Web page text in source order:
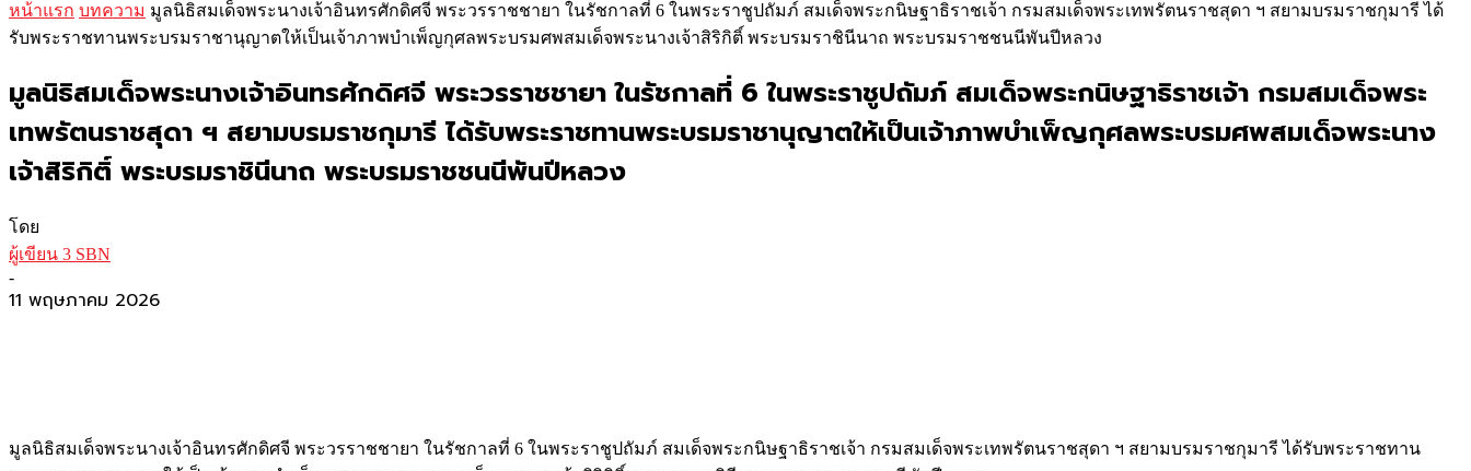
หน้าแรก บทความ มูลนิธิสมเด็จพระนางเจ้าอินทรศักดิศจี พระวรราชชายา ในรัชกาลที่ 6 ในพระราชูปถัมภ์ สมเด็จพระกนิษฐาธิราชเจ้า กรมสมเด็จพระเทพรัตนราชสุดา ฯ สยามบรมราชกุมารี ได้
รับพระราชทานพระบรมราชานุญาตให้เป็นเจ้าภาพบำเพ็ญกุศลพระบรมศพสมเด็จพระนางเจ้าสิริกิติ์ พระบรมราชินีนาถ พระบรมราชชนนีพันปีหลวง
มูลนิธิสมเด็จพระนางเจ้าอินทรศักดิศจี พระวรราชชายา ในรัชกาลที่ 6 ในพระราชูปถัมภ์ สมเด็จพระกนิษฐาธิราชเจ้า กรมสมเด็จพระ
เทพรัตนราชสุดา ฯ สยามบรมราชกุมารี ได้รับพระราชทานพระบรมราชานุญาตให้เป็นเจ้าภาพบำเพ็ญกุศลพระบรมศพสมเด็จพระนาง
เจ้าสิริกิติ์ พระบรมราชินีนาถ พระบรมราชชนนีพันปีหลวง
โดย
ผู้เขียน 3 SBN
-
11 พฤษภาคม 2026
มูลนิธิสมเด็จพระนางเจ้าอินทรศักดิศจี พระวรราชชายา ในรัชกาลที่ 6 ในพระราชูปถัมภ์ สมเด็จพระกนิษฐาธิราชเจ้า กรมสมเด็จพระเทพรัตนราชสุดา ฯ สยามบรมราชกุมารี ได้รับพระราชทาน